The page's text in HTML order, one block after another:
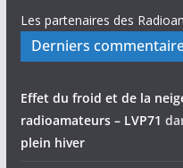
Les partenaires des
Derniers
Effet du froid et de la
radioamateurs – LVP71
plein hiver